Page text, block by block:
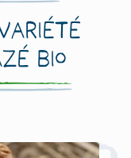
Bio